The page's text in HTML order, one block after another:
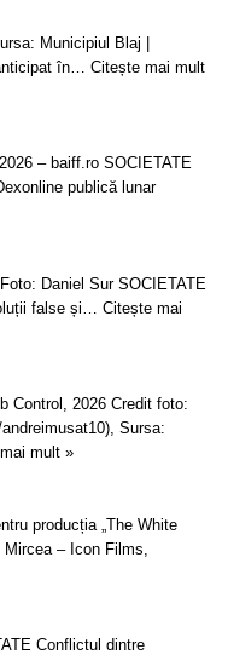
Municipiul Blaj |
în… Citește mai mult
– baiff.ro SOCIETATE
publică lunar
Daniel Sur SOCIETATE
false și… Citește mai
Control, 2026 Credit foto:
Sursa:
mult »
producția „The White
– Icon Films,
Conflictul dintre